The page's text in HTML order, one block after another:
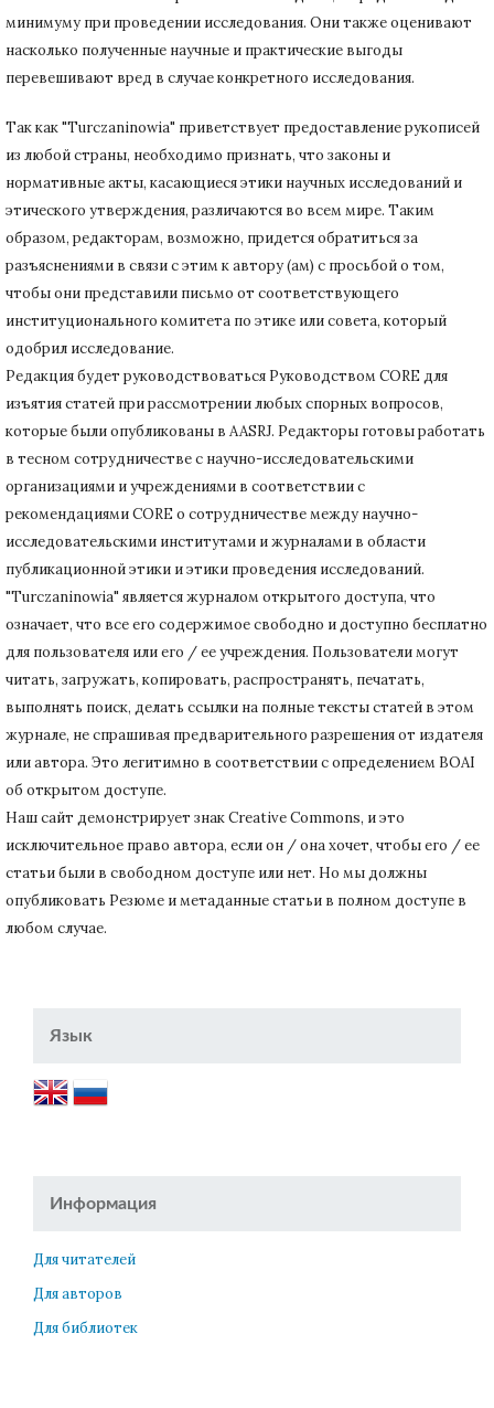
минимуму при проведении исследования. Они также оценивают
насколько полученные научные и практические выгоды
перевешивают вред в случае конкретного исследования.
Так как "Turczaninowia" приветствует предоставление рукописей
из любой страны, необходимо признать, что законы и
нормативные акты, касающиеся этики научных исследований и
этического утверждения, различаются во всем мире. Таким
образом, редакторам, возможно, придется обратиться за
разъяснениями в связи с этим к автору (ам) с просьбой о том,
чтобы они представили письмо от соответствующего
институционального комитета по этике или совета, который
одобрил исследование.
Редакция будет руководствоваться Руководством CORE для
изъятия статей при рассмотрении любых спорных вопросов,
которые были опубликованы в AASRJ. Редакторы готовыработать
в тесном сотрудничестве с научно-исследовательскими
организациями и учреждениями в соответствии с
рекомендациями CORE о сотрудничестве между научно-
исследовательскими институтами и журналами в области
публикационной этики и этики проведения исследований.
"Turczaninowia" является журналом открытого доступа, что
означает, что все его содержимое свободно и доступно бесплатно
для пользователя или его / ее учреждения. Пользователи могут
читать, загружать, копировать, распространять, печатать,
выполнять поиск, делать ссылки на полные тексты статей в этом
журнале, не спрашивая предварительного разрешения от издателя
или автора. Это легитимно в соответствии с определением BOAI
об открытом доступе.
Наш сайт демонстрирует знак Creative Commons, и это
исключительное право автора, если он / она хочет, чтобы его / ее
статьи были в свободном доступе или нет. Но мы должны
опубликовать Резюме и метаданные статьи в полном доступе в
любом случае.
Язык
Информация
Для читателей
Для авторов
Для библиотек